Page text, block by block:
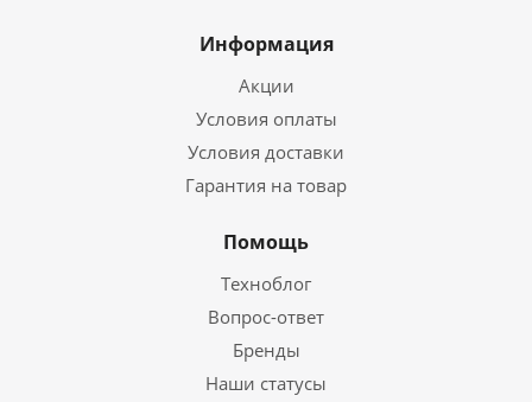
Информация
Акции
Условия оплаты
Условия доставки
Гарантия на товар
Помощь
Техноблог
Вопрос-ответ
Бренды
Наши статусы